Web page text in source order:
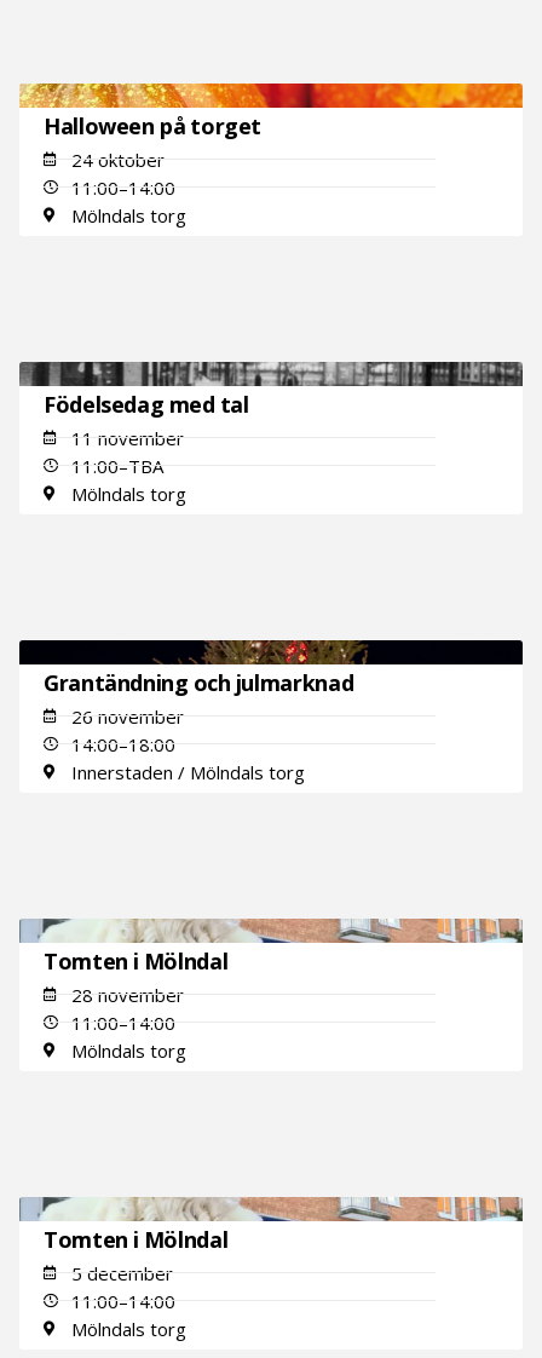
Halloween på torget
24 oktober
11:00–14:00
Mölndals torg
Födelsedag med tal
11 november
11:00–TBA
Mölndals torg
Grantändning och julmarknad
26 november
14:00–18:00
Innerstaden / Mölndals torg
Tomten i Mölndal
28 november
11:00–14:00
Mölndals torg
Tomten i Mölndal
5 december
11:00–14:00
Mölndals torg